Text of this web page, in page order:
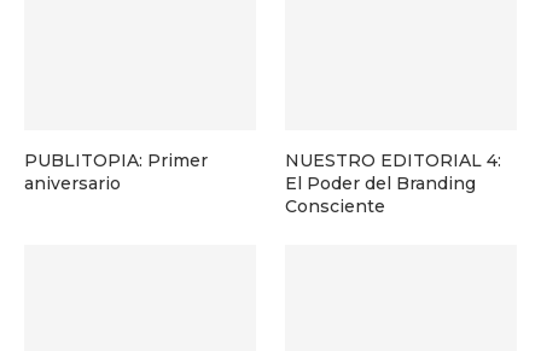
PUBLITOPIA: Primer
aniversario
NUESTRO EDITORIAL 4:
El Poder del Branding
Consciente